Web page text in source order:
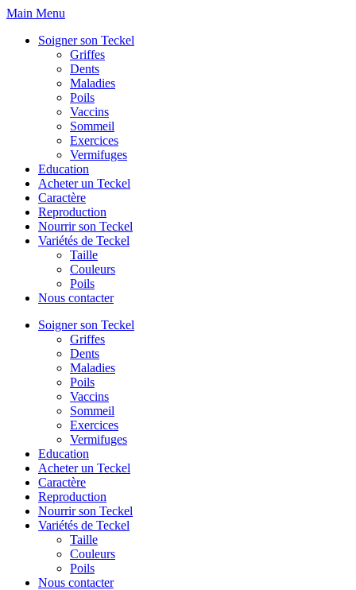
Skip
content
Main Menu
Soigner son Teckel
Griffes
Dents
Maladies
Poils
Vaccins
Sommeil
Exercices
Vermifuges
Education
Acheter un Teckel
Caractère
Reproduction
Nourrir son Teckel
Variétés de Teckel
Taille
Couleurs
Poils
Nous contacter
Soigner son Teckel
Griffes
Dents
Maladies
Poils
Vaccins
Sommeil
Exercices
Vermifuges
Education
Acheter un Teckel
Caractère
Reproduction
Nourrir son Teckel
Variétés de Teckel
Taille
Couleurs
Poils
Nous contacter